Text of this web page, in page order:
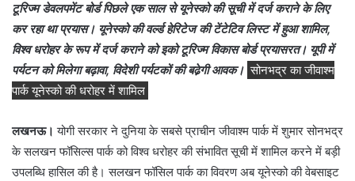
टूरिज्म डेवलपमेंट बोर्ड पिछले एक साल से यूनेस्को की सूची में दर्ज कराने के लिए
कर रहा था प्रयास। यूनेस्को की वर्ल्ड हेरिटेज की टेंटेटिव लिस्ट में हुआ शामिल,
विश्व धरोहर के रूप में दर्ज कराने को इको टूरिज्म विकास बोर्ड प्रयासरत। यूपी में
पर्यटन को मिलेगा बढ़ावा, विदेशी पर्यटकों की बढे़गी आवक। सोनभद्र का जीवाश्म
पार्क यूनेस्को की धरोहर में शामिल
लखनऊ। योगी सरकार ने दुनिया के सबसे प्राचीन जीवाश्म पार्क में शुमार सोनभद्र
के सलखन फॉसिल्स पार्क को विश्व धरोहर की संभावित सूची में शामिल करने में बड़ी
उपलब्धि हासिल की है। सलखन फॉसिल पार्क का विवरण अब यूनेस्को की वेबसाइट